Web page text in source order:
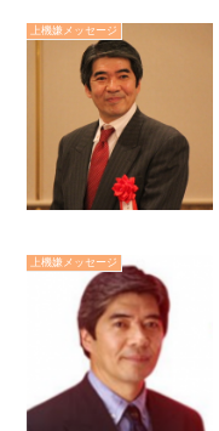
上機嫌メッセージ
上機嫌メッセージ